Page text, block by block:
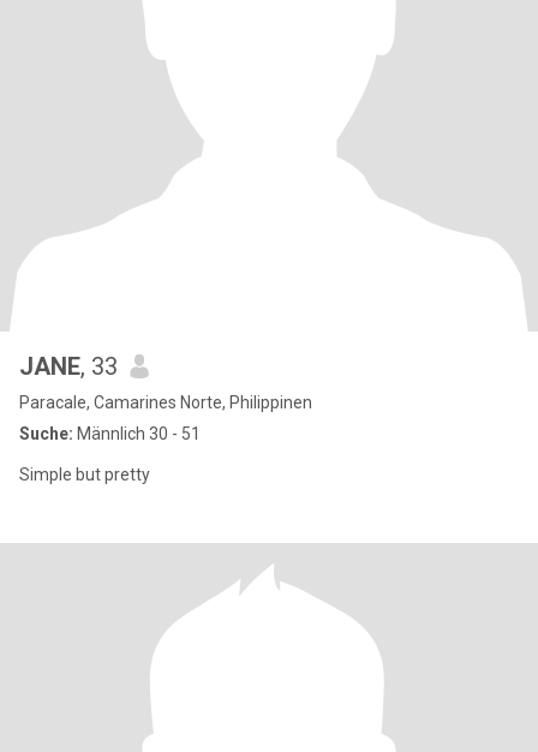
JANE, 33
Paracale, Camarines Norte, Philippinen
Suche: Männlich 30 - 51
Simple but pretty